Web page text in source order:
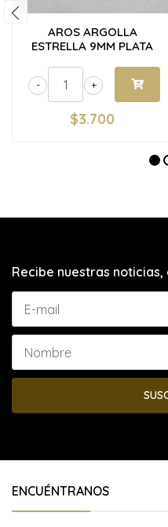
AROS ARGOLLA
ESTRELLA 9MM PLATA
+
-
$3.700
Recibe nuestras noticias,
ENCUÉNTRANOS